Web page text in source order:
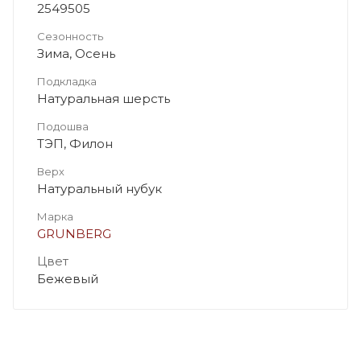
2549505
Сезонность
Зима, Осень
Подкладка
Натуральная шерсть
Подошва
ТЭП, Филон
Верх
Натуральный нубук
Марка
GRUNBERG
Цвет
Бежевый